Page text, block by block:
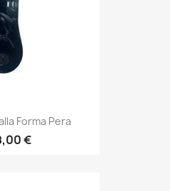
Forma Pera
€